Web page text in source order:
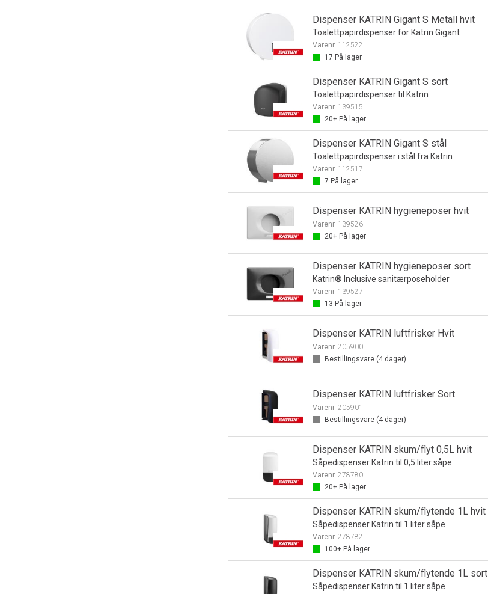
Dispenser KATRIN Gigant S Metall hvit
Toalettpapirdispenser for Katrin Gigant
Varenr 112522
17 På lager
Dispenser KATRIN Gigant S sort
Toalettpapirdispenser til Katrin
Varenr 139515
20+På lager
Dispenser KATRIN Gigant S stål
Toalettpapirdispenser i stål fra Katrin
Varenr 112517
7 På lager
Dispenser KATRIN hygieneposer hvit
Varenr 139526
20+På lager
Dispenser KATRIN hygieneposer sort
Katrin® Inclusive sanitærposeholder
Varenr 139527
13 På lager
Dispenser KATRIN luftfrisker Hvit
Varenr 205900
Bestillingsvare (4dager)
Dispenser KATRIN luftfrisker Sort
Varenr 205901
Bestillingsvare (4dager)
Dispenser KATRIN skum/flyt 0,5L hvit
Såpedispenser Katrin til 0,5 liter såpe
Varenr 278780
20+På lager
Dispenser KATRIN skum/flytende 1L hvit
Såpedispenser Katrin til 1 liter såpe
Varenr 278782
100+På lager
Dispenser KATRIN skum/flytende 1L sort
Såpedispenser Katrin til 1 liter såpe